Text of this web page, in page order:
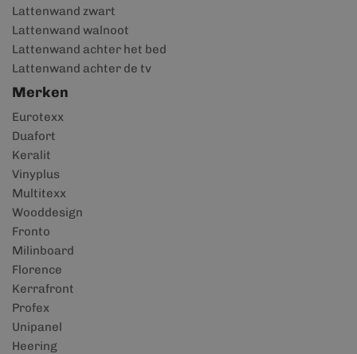
Lattenwand zwart
Lattenwand walnoot
Lattenwand achter het bed
Lattenwand achter de tv
Merken
Eurotexx
Duafort
Keralit
Vinyplus
Multitexx
Wooddesign
Fronto
Milinboard
Florence
Kerrafront
Profex
Unipanel
Heering